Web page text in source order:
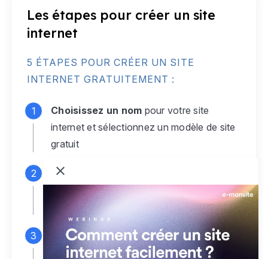
Les étapes pour créer un site
internet
5 ÉTAPES POUR CRÉER UN SITE
INTERNET GRATUITEMENT :
Choisissez un nom pour votre site
internet et sélectionnez un modèle de site
gratuit
Connectez-vous
monsite gratuit pour accéder à votre
espace d'administration
Personnalisez entièrement le
designpour créer un site web sur-mesure,